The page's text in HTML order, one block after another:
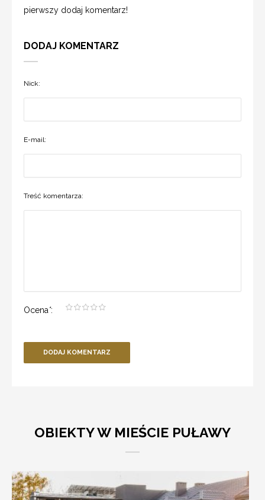
pierwszy dodaj komentarz!
DODAJ KOMENTARZ
Nick:
E-mail:
Treść komentarza:
Ocena*:
DODAJ KOMENTARZ
OBIEKTY W MIEŚCIE PUŁAWY